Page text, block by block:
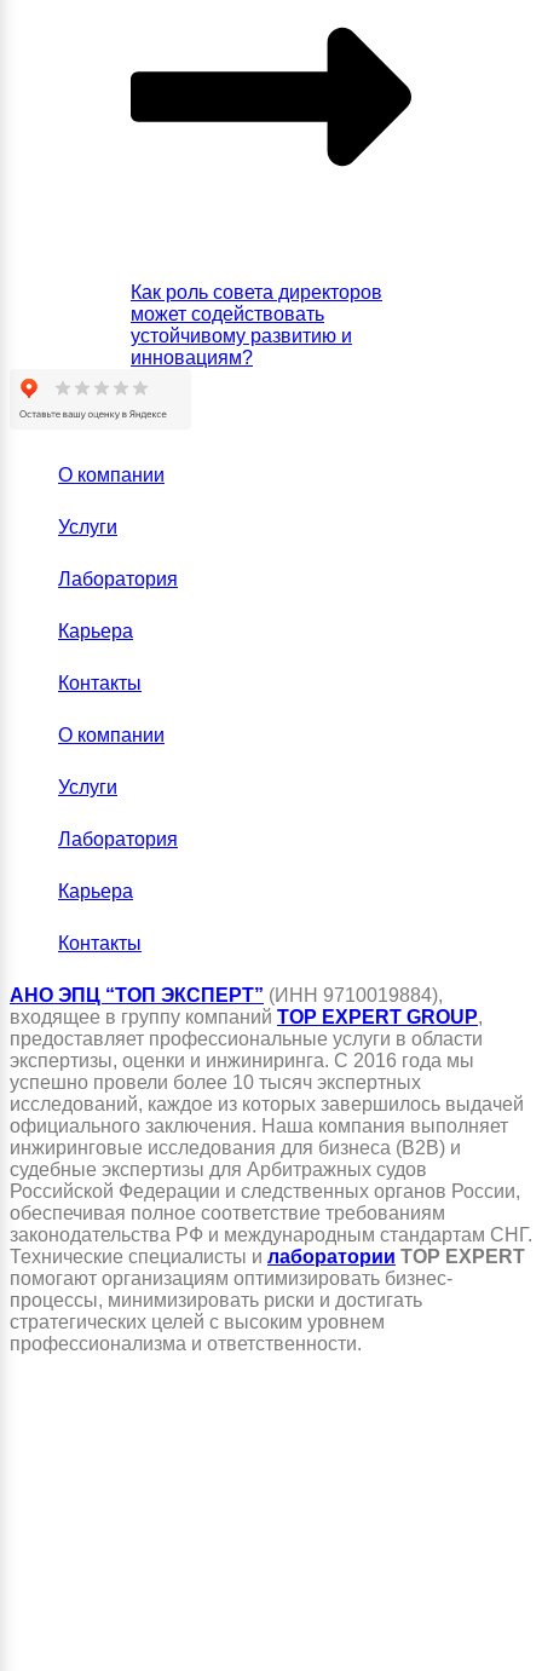
Как роль совета директоров
может содействовать
устойчивому развитию и
инновациям?
О компании
Услуги
Лаборатория
Карьера
Контакты
О компании
Услуги
Лаборатория
Карьера
Контакты
АНО ЭПЦ “ТОП ЭКСПЕРТ” (ИНН 9710019884),
входящее в группу компаний TOP EXPERT GROUP,
предоставляет профессиональные услуги в области
экспертизы, оценки и инжиниринга. С 2016 года мы
успешно провели более 10 тысяч экспертных
исследований, каждое из которых завершилось выдачей
официального заключения. Наша компания выполняет
инжиринговые исследования для бизнеса (B2B) и
судебные экспертизы для Арбитражных судов
Российской Федерации и следственных органов России,
обеспечивая полное соответствие требованиям
законодательства РФ и международным стандартам СНГ.
Технические специалисты и лаборатории TOP EXPERT
помогают организациям оптимизировать бизнес-
процессы, минимизировать риски и достигать
стратегических целей с высоким уровнем
профессионализма и ответственности.